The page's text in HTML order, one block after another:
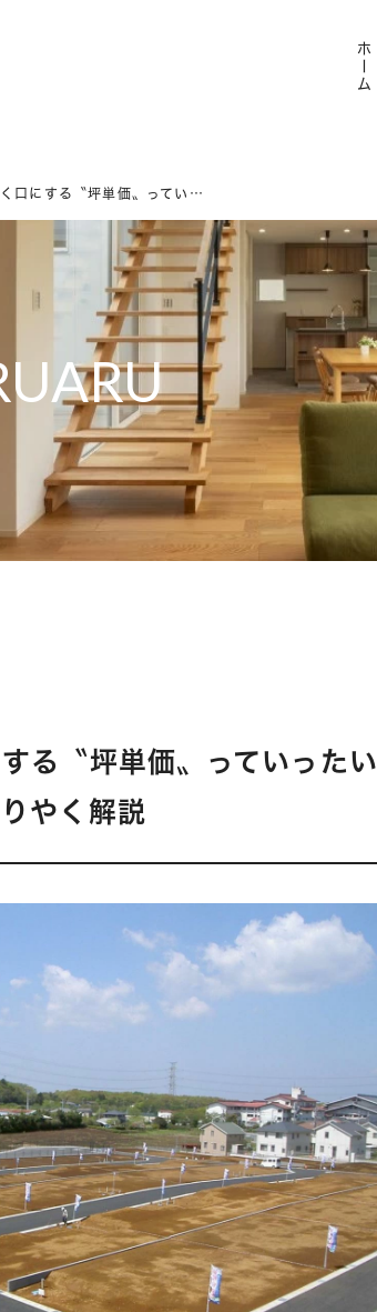
ホーム
住宅メーカーがよく口にする〝坪単価〟っていったい何！？セキホームがわかりやく解説
る〝坪単価〟っていったい
やく解説